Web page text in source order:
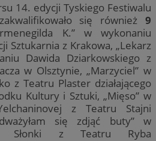
14. edycji Tyskiego Festiwalu
się również 9
K.” w wykonaniu
Sztukarnia z Krakowa, „Lekarz
Dawida Dziarkowskiego z
w Olsztynie, „Marzyciel” w
z Teatru Plaster działającego
Kultury i Sztuki, „Mięso” w
z Teatru Stajni
się zdjąć buty” w
Słonki z Teatru Ryba